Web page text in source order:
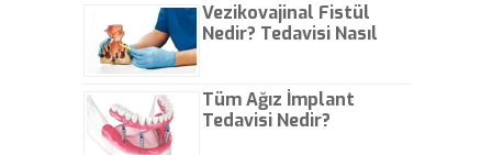
Vezikovajinal Fistül
Nedir? Tedavisi Nasıl
Tüm Ağız İmplant
Tedavisi Nedir?